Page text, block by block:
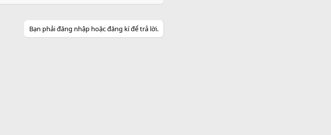
Bạn phải đăng nhập hoặc đăng kí để trả lời.